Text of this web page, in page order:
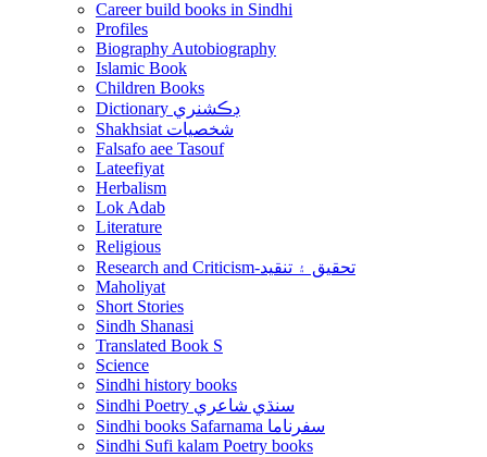
Career build books in Sindhi
Profiles
Biography Autobiography
Islamic Book
Children Books
Dictionary ڊڪشنري
Shakhsiat شخصيات
Falsafo aee Tasouf
Lateefiyat
Herbalism
Lok Adab
Literature
Religious
Research and Criticism-تحقيق ۽ تنقيد
Maholiyat
Short Stories
Sindh Shanasi
Translated Book S
Science
Sindhi history books
Sindhi Poetry سنڌي شاعري
Sindhi books Safarnama سفرناما
Sindhi Sufi kalam Poetry books